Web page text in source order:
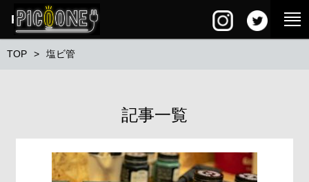
PG SQUARE
TOP 塩ビ管
記事一覧